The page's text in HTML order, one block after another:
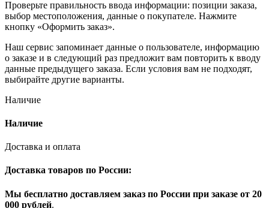
Проверьте правильность ввода информации: позиции заказа,
выбор местоположения, данные о покупателе. Нажмите
кнопку «Оформить заказ».
Наш сервис запоминает данные о пользователе, информацию
о заказе и в следующий раз предложит вам повторить к вводу
данные предыдущего заказа. Если условия вам не подходят,
выбирайте другие варианты.
Наличие
Наличие
Доставка и оплата
Доставка товаров по России:
Мы бесплатно доставляем заказ по России при заказе от 20
000 рублей.